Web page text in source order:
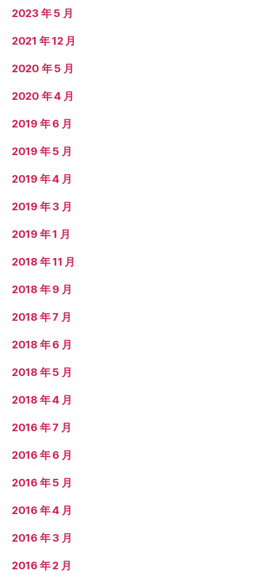
2023 年 5 月
2021 年 12 月
2020 年 5 月
2020 年 4 月
2019 年 6 月
2019 年 5 月
2019 年 4 月
2019 年 3 月
2019 年 1 月
2018 年 11 月
2018 年 9 月
2018 年 7 月
2018 年 6 月
2018 年 5 月
2018 年 4 月
2016 年 7 月
2016 年 6 月
2016 年 5 月
2016 年 4 月
2016 年 3 月
2016 年 2 月